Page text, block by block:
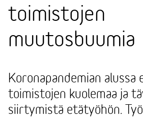
toimistojen
muutosbuumia
Koronapandemian
toimistojen kuolemaa ja
siirtymistä etätyöhön.